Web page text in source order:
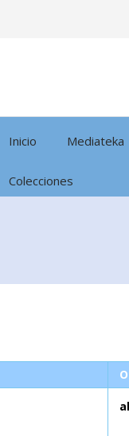
Inicio Mediateka
Colecciones